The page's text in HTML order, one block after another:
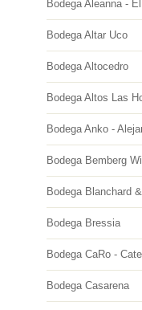
Bodega Aleanna -
Bodega Altar Uco
Bodega Altocedro
Bodega Altos Las
Bodega Anko -
Bodega Bemberg
Bodega Blanchard
Bodega Bressia
Bodega CaRo -
Bodega Casarena